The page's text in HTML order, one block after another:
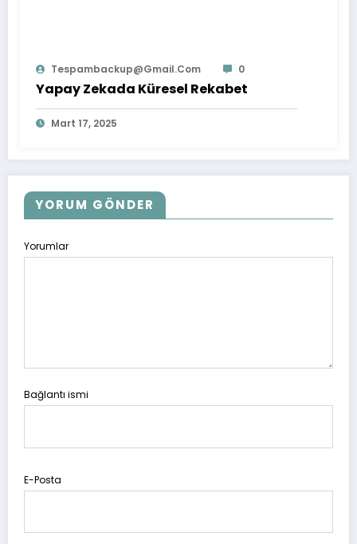
Tespambackup@gmail.com 0
Yapay Zekada Küresel Rekabet
Mart 17, 2025
YORUM GÖNDER
Yorumlar
Bağlantı ismi
E-Posta